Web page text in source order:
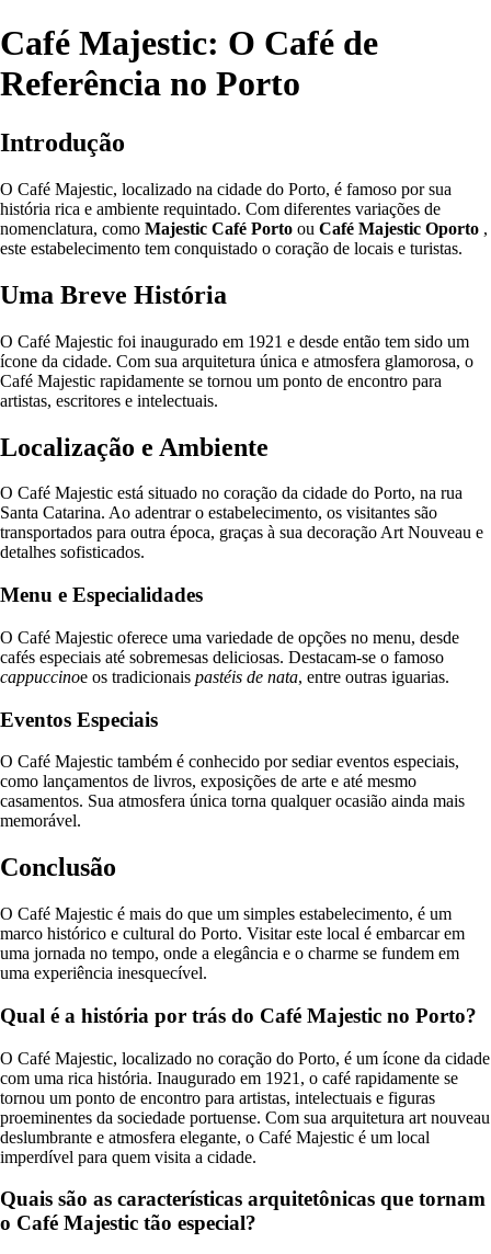
Café Majestic: O Café de
Referência no Porto
Introdução
O Café Majestic, localizado na cidade do Porto, é famoso por sua
história rica e ambiente requintado. Com diferentes variações de
nomenclatura, como Majestic Café Porto ou Café Majestic Oporto ,
este estabelecimento tem conquistado o coração de locais e turistas.
Uma Breve História
O Café Majestic foi inaugurado em 1921 e desde então tem sido um
ícone da cidade. Com sua arquitetura única e atmosfera glamorosa, o
Café Majestic rapidamente se tornou um ponto de encontro para
artistas, escritores e intelectuais.
Localização e Ambiente
O Café Majestic está situado no coração da cidade do Porto, na rua
Santa Catarina. Ao adentrar o estabelecimento, os visitantes são
transportados para outra época, graças à sua decoração Art Nouveau e
detalhes sofisticados.
Menu e Especialidades
O Café Majestic oferece uma variedade de opções no menu, desde
cafés especiais até sobremesas deliciosas. Destacam-se o famoso
cappuccinoe os tradicionais pastéis de nata, entre outras iguarias.
Eventos Especiais
O Café Majestic também é conhecido por sediar eventos especiais,
como lançamentos de livros, exposições de arte e até mesmo
casamentos. Sua atmosfera única torna qualquer ocasião ainda mais
memorável.
Conclusão
O Café Majestic é mais do que um simples estabelecimento, é um
marco histórico e cultural do Porto. Visitar este local é embarcar em
uma jornada no tempo, onde a elegância e o charme se fundem em
uma experiência inesquecível.
Qual é a história por trás do Café Majestic no Porto?
O Café Majestic, localizado no coração do Porto, é um ícone da cidade
com uma rica história. Inaugurado em 1921, o café rapidamente se
tornou um ponto de encontro para artistas, intelectuais e figuras
proeminentes da sociedade portuense. Com sua arquitetura art nouveau
deslumbrante e atmosfera elegante, o Café Majestic é um local
imperdível para quem visita a cidade.
Quais são as características arquitetônicas que tornam
o Café Majestic tão especial?